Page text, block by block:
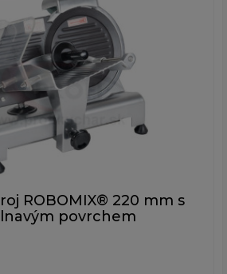
ROBOMIX® 220 mm s
povrchem